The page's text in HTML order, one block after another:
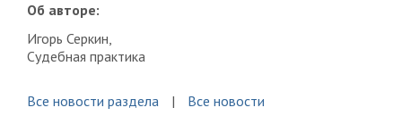
Об авторе:
Игорь Серкин,
Судебная практика
Все новости раздела Все новости